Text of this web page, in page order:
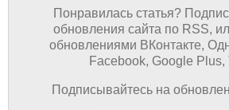
Понравилась статья?
обновления сайта по RSS,
обновлениями ВКонтакте,
Facebook, Google Plus,
Подписывайтесь на